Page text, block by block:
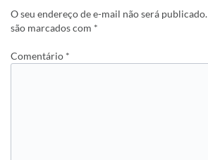
O seu endereço de e-mail não será publicado.
são marcados com *
Comentário *